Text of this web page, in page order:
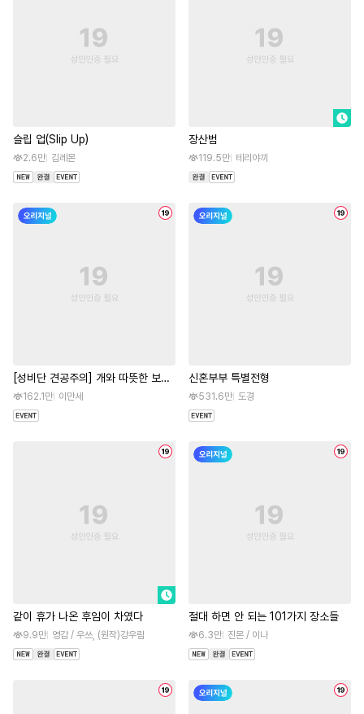
슬립 업(Slip Up)
2.6만 김레몬
장산범
119.5만 테리야끼
[성비단 견공주의] 개와 따뜻한 보일
러162.1만 이만세
신혼부부 특별전형
531.6만 도경
같이 휴가 나온 후임이 차였다
9.9만 영감 / 우쓰, (원작)강우림
절대 하면 안 되는 101가지 장소들
6.3만 진몬 / 이나